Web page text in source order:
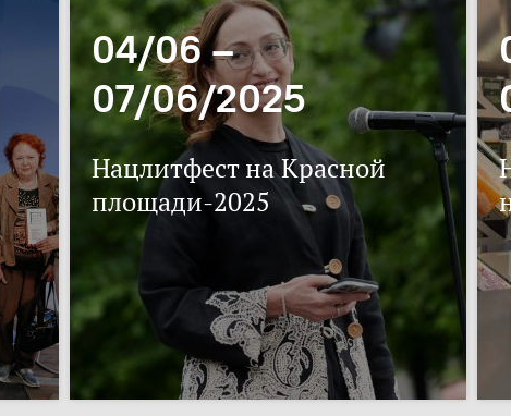
04/06 –
07/06/2025
Нацлитфест на Красной
площади-2025